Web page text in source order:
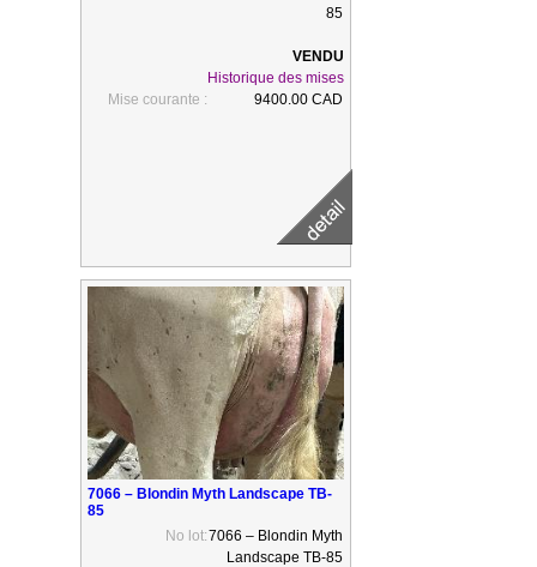
85
Historique des mises
Mise courante :
9400.00 CAD
7066 – Blondin Myth Landscape TB-
85
No lot:7066 – Blondin Myth
Landscape TB-85